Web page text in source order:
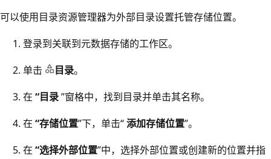
可以使用目录资源管理器为外部目录设置托管存储位置。
登录到关联到元数据存储的工作区。
单击
目录。
在 “目录”窗格中，找到目录并单击其名称。
在 “存储位置”下，单击“添加存储位置”。
在 “选择外部位置”中，选择外部位置或创建新的位置并指